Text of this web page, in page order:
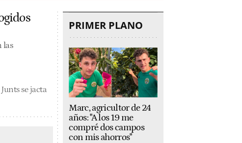
las
se jacta
PRIMER PLANO
Marc, agricultor de 24
años: "A los 19 me
compré dos campos
con mis ahorros"